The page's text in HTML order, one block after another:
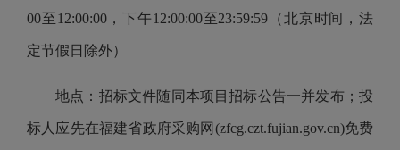
00至12:00:00，下午12:00:00至23:59:59（北京时间，法
定节假日除外）
地点：招标文件随同本项目招标公告一并发布；投
标人应先在福建省政府采购网(zfcg.czt.fujian.gov.cn)免费